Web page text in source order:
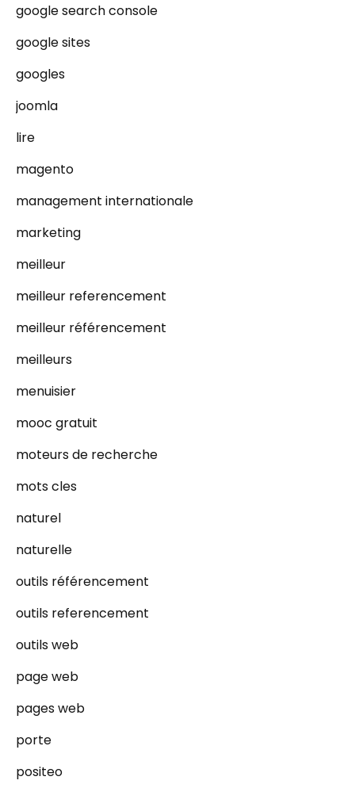
google search console
google sites
googles
joomla
lire
magento
management internationale
marketing
meilleur
meilleur referencement
meilleur référencement
meilleurs
menuisier
mooc gratuit
moteurs de recherche
mots cles
naturel
naturelle
outils référencement
outils referencement
outils web
page web
pages web
porte
positeo